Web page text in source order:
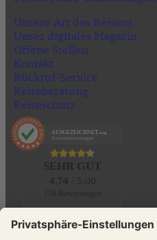
Unsere Art des Reisens
Unser digitales Magazin
Offene Stellen
Kontakt
Rückruf-Service
Reiseberatung
Reiseschutz
AUSGEZEICHNET.org
Kundenbewertungen